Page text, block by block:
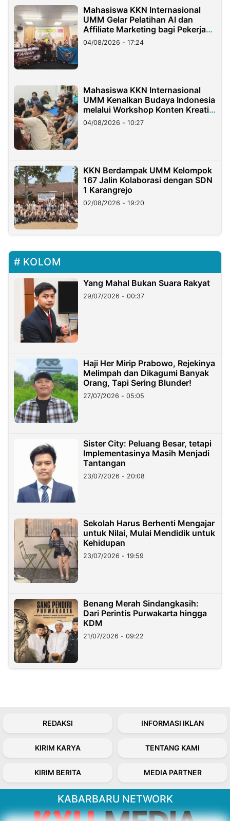
Mahasiswa KKN Internasional
UMM Gelar Pelatihan AI dan
Affiliate Marketing bagi Pekerja
Migran Indonesia di Taiwan
04/08/2026 - 17:24
Mahasiswa KKN Internasional
UMM Kenalkan Budaya Indonesia
melalui Workshop Konten Kreatif
di Taiwan
04/08/2026 - 10:27
KKN Berdampak UMM Kelompok
167 Jalin Kolaborasi dengan SDN
1 Karangrejo
02/08/2026 - 19:20
KOLOM
Yang Mahal Bukan Suara Rakyat
29/07/2026 - 00:37
Haji Her Mirip Prabowo, Rejekinya
Melimpah dan Dikagumi Banyak
Orang, Tapi Sering Blunder!
27/07/2026 - 05:05
Sister City: Peluang Besar, tetapi
Implementasinya Masih Menjadi
Tantangan
23/07/2026 - 20:08
Sekolah Harus Berhenti Mengajar
untuk Nilai, Mulai Mendidik untuk
Kehidupan
23/07/2026 - 19:59
Benang Merah Sindangkasih:
Dari Perintis Purwakarta hingga
KDM
21/07/2026 - 09:22
REDAKSI INFORMASI IKLAN
KIRIM KARYA TENTANG KAMI
KIRIM BERITA MEDIA PARTNER
KABARBARU NETWORK